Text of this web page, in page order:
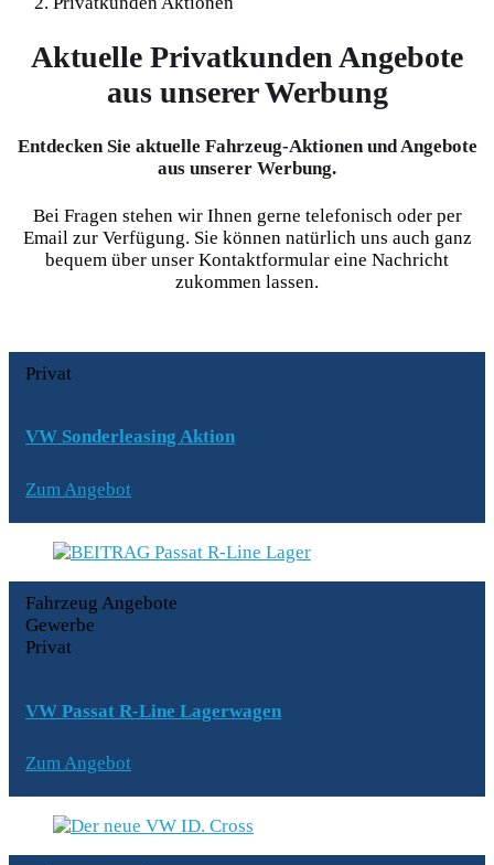
Aktuelle Privatkunden Angebote
aus unserer Werbung
Entdecken Sie aktuelle Fahrzeug-Aktionen und Angebote
aus unserer Werbung.
Bei Fragen stehen wir Ihnen gerne telefonisch oder per
Email zur Verfügung. Sie können natürlich uns auch ganz
bequem über unser Kontaktformular eine Nachricht
zukommen lassen.
Privat
VW Sonderleasing Aktion
Zum Angebot
Fahrzeug Angebote
Gewerbe
Privat
VW Passat R-Line Lagerwagen
Zum Angebot